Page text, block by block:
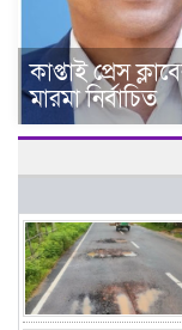
কাপ্তাই প্রেস
মারমা নির্বাচিত